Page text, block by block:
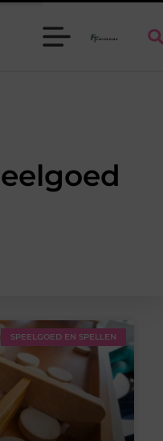
SPEELGOED EN SPELLEN